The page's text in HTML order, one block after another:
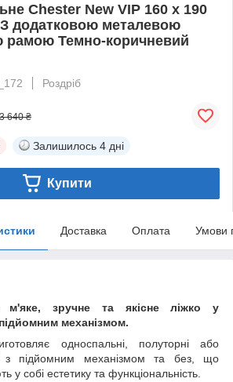
Chester New VIP 160 х 190
додатковою металевою
рамою Темно-коричневий
Роздріб
640 ₴
Залишилось 4 дні
Купити
Доставка Оплата Умови
м'яке, зручне та якiсне ліжко у
механізмом.
односпальні, полуторні або
з підйомним механізмом та без, що
у собі естетику та функціональність.